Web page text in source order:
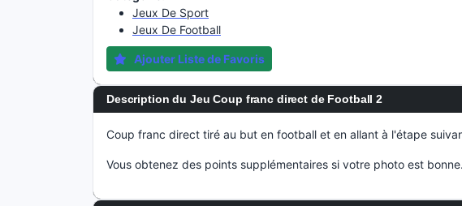
Jeux De Sport
Jeux De Football
Ajouter Liste de Favoris
Description du Jeu Coup franc direct de Football 2
Coup franc direct tiré au but en football et en allant à l'étape
Vous obtenez des points supplémentaires si votre photo est bonne.